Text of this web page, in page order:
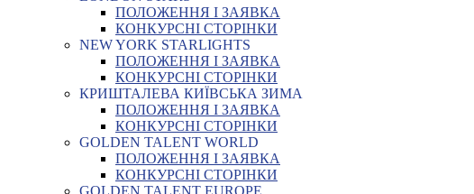
ПОЛОЖЕННЯ І ЗАЯВКА
КОНКУРСНІ СТОРІНКИ
NEW YORK STARLIGHTS
ПОЛОЖЕННЯ І ЗАЯВКА
КОНКУРСНІ СТОРІНКИ
КРИШТАЛЕВА КИЇВСЬКА ЗИМА
ПОЛОЖЕННЯ І ЗАЯВКА
КОНКУРСНІ СТОРІНКИ
GOLDEN TALENT WORLD
ПОЛОЖЕННЯ І ЗАЯВКА
КОНКУРСНІ СТОРІНКИ
GOLDEN TALENT EUROPE